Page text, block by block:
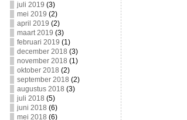
juli 2019 (3)
mei 2019 (2)
april 2019 (2)
maart 2019 (3)
februari 2019 (1)
december 2018 (3)
november 2018 (1)
oktober 2018 (2)
september 2018 (2)
augustus 2018 (3)
juli 2018 (5)
juni 2018 (6)
mei 2018 (6)